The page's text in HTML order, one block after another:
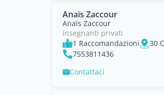
Anaïs Zaccour
Anaïs Zaccour
Insegnanti privati
1 Raccomandazioni
30
7553811436
Contattaci